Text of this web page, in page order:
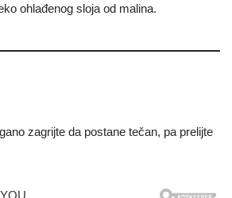
ohlađenog sloja od malina.
zagrijte da postane tečan, pa prelijte